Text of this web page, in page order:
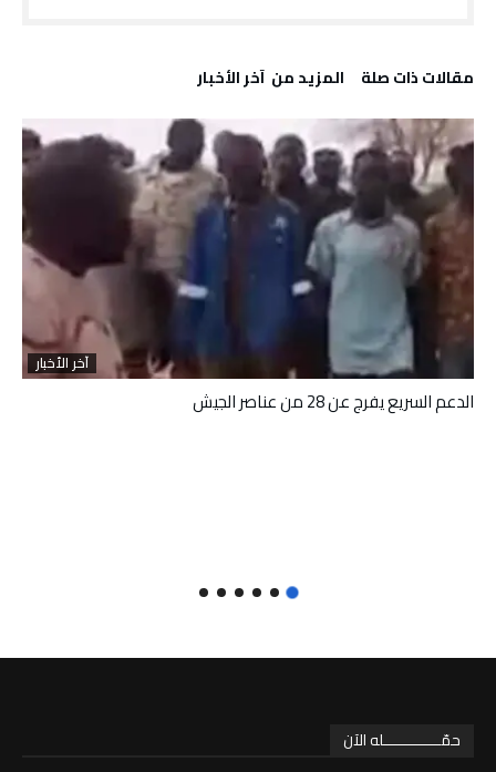
‫مقالات ذات صلة‬ ‫المزيد من ‬ آخر الأخبار
آخر الأخبار
الدعم السريع يفرج عن 28 من عناصر الجيش
حمّـــــــــــــله الآن